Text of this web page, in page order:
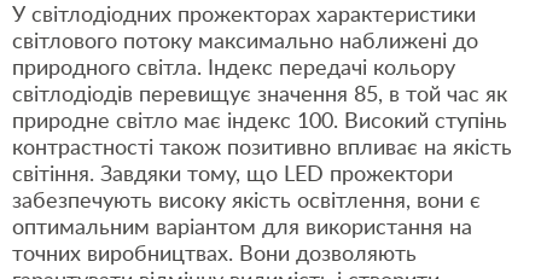
У світлодіодних прожекторах характеристики
світлового потоку максимально наближені до
природного світла. Індекс передачі кольору
світлодіодів перевищує значення 85, в той час як
природне світло має індекс 100. Високий ступінь
контрастності також позитивно впливає на якість
світіння. Завдяки тому, що LED прожектори
забезпечують високу якість освітлення, вони є
оптимальним варіантом для використання на
точних виробництвах. Вони дозволяють